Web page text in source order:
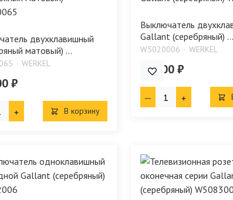
двухклавишный
матовый) ...
WERKEL
₽
В корзину
Выключатель
Gallant (серебряный) ...
W5020006 WERKEL
627.00 ₽